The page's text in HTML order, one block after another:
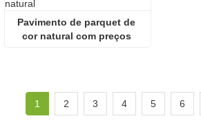
Pavimento de parquet de
cor natural com preços
1 2 3 4 5 6